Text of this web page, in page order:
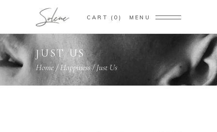
CART 0 MENU
JUST US
Home/Happiness/Just Us